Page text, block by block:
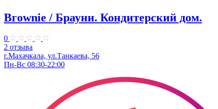
Brownie / Брауни. Кондитерский дом.
0
2 отзыва
г.Махачкала, ул.Танкаева, 56
Пн-Вс 08:30-22:00